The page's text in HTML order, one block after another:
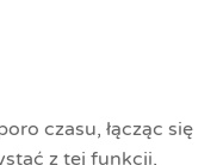
czasu, łącząc się
z tej funkcji,